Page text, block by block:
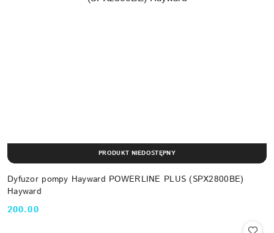
Dyfuzor pompy Hayward POWERLINE PLUS (SPX2800BE)
Hayward
Cena:
200.00
PRODUKT NIEDOSTĘPNY